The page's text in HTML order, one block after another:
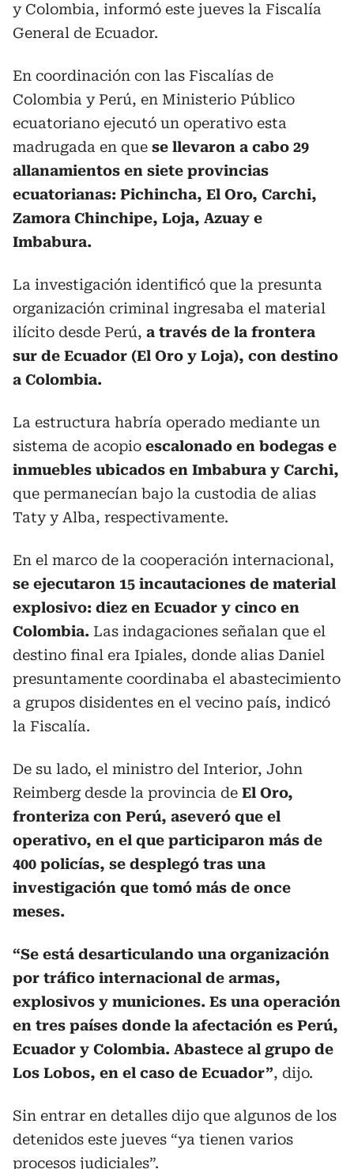
y Colombia, informó este jueves la Fiscalía
General de Ecuador.
En coordinación con las Fiscalías de
Colombia y Perú, en Ministerio Público
ecuatoriano ejecutó un operativo esta
madrugada en que se llevaron a cabo 29
allanamientos en siete provincias
ecuatorianas: Pichincha, El Oro, Carchi,
Zamora Chinchipe, Loja, Azuay e
Imbabura.
La investigación identificó que la presunta
organización criminal ingresaba el material
ilícito desde Perú, a través de la frontera
sur de Ecuador (El Oro y Loja), con destino
a Colombia.
La estructura habría operado mediante un
sistema de acopio escalonado en bodegas e
inmuebles ubicados en Imbabura y Carchi,
que permanecían bajo la custodia de alias
Taty y Alba, respectivamente.
En el marco de la cooperación internacional,
se ejecutaron 15 incautaciones de material
explosivo: diez en Ecuador y cinco en
Colombia. Las indagaciones señalan que el
destino final era Ipiales, donde alias Daniel
presuntamente coordinaba el abastecimiento
a grupos disidentes en el vecino país, indicó
la Fiscalía.
De su lado, el ministro del Interior, John
Reimberg desde la provincia de El Oro,
fronteriza con Perú, aseveró que el
operativo, en el que participaron más de
400 policías, se desplegó tras una
investigación que tomó más de once
meses.
“Se está desarticulando una organización
por tráfico internacional de armas,
explosivos y municiones. Es una operación
en tres países donde la afectación es Perú,
Ecuador y Colombia. Abastece al grupo de
Los Lobos, en el caso de Ecuador”, dijo.
Sin entrar en detalles dijo que algunos de los
detenidos este jueves “ya tienen varios
procesos judiciales”.